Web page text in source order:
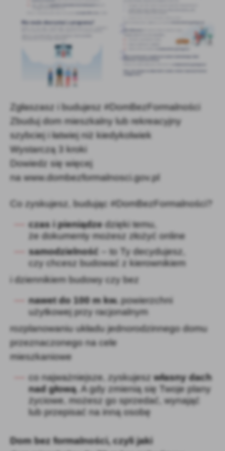
Zgłaszasz i budujesz #DomBezFormalności
Zbuduj dom mieszkalny lub rekreacyjny
szybciej i łatwiej niż kiedykolwiek
Wystarczą 3 kroki
Dowiedz się więcej
na www.dombezformalnosci.gov.pl
Co zyskujesz, budując #DomBezFormalności?
czas i pieniądzedzięki temu,
że dokumenty możesz złożyć online
samodzielność
– to Ty decydujesz,
czy chcesz budować z kierownikiem
i dziennikiem budowy czy bez
nawet do 100 m kw. powierzchni
użytkowej przy racjonalnym
rozplanowaniu układu jednorodzinnego domu
przeznaczonego na cele
mieszkaniowe
co najważniejsze, zyskujeszwłasny dach
nad głową. A gdy zmienią się Twoje plany
życiowe, możesz go sprzedać, wynająć
lub przepisać na inną osobę
Dom bez formalności, czyli jaki